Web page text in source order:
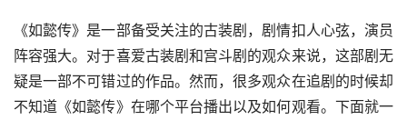
《如懿传》是一部备受关注的古装剧，剧情扣人心弦，演员
阵容强大。对于喜爱古装剧和宫斗剧的观众来说，这部剧无
疑是一部不可错过的作品。然而，很多观众在追剧的时候却
不知道《如懿传》在哪个平台播出以及如何观看。下面就一